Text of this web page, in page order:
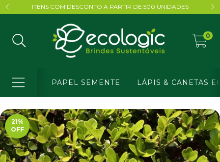
ITENS COM DESCONTO A PARTIR DE 500 UNIDADES
0
PAPEL SEMENTE LÁPIS & CANETAS
21%
OFF